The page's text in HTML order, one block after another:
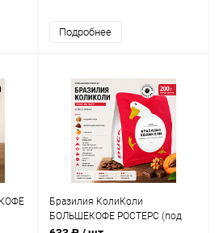
Подробнее
Бразилия КолиКоли
БОЛЬШЕКОФЕ РОСТЕРС (под
фильтр) кофе в зернах, упак.